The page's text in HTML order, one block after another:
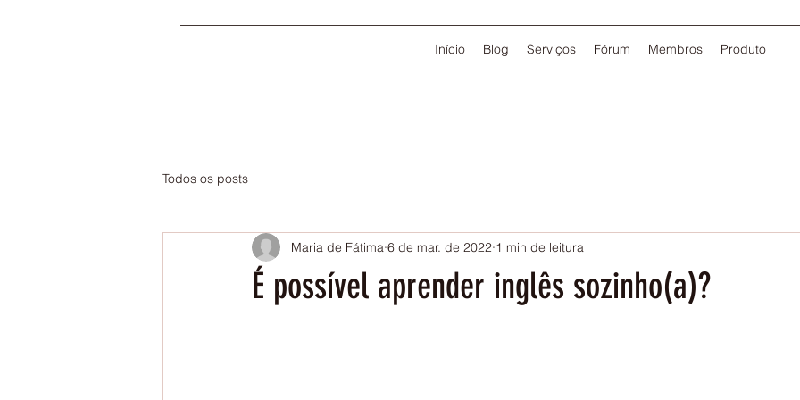
Início Blog Serviços Fórum Membros Produto
Todos os posts
É possível aprender inglês sozinho(a)?
Maria de Fátima 6 de mar. de 2022 1 min de leitura